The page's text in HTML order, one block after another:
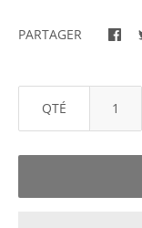
PARTAGER
QTÉ